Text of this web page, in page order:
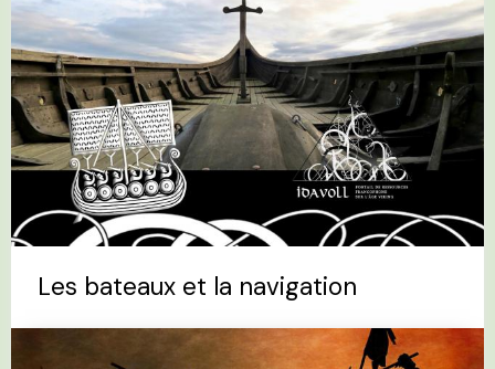
Les bateaux et la navigation